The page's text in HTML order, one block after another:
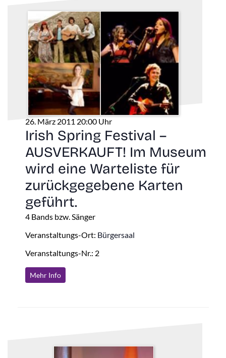
26. März 2011 20:00 Uhr
Irish Spring Festival –
AUSVERKAUFT! Im Museum
wird eine Warteliste für
zurückgegebene Karten
geführt.
4 Bands bzw. Sänger
Veranstaltungs-Ort: Bürgersaal
Veranstaltungs-Nr.: 2
Mehr Info